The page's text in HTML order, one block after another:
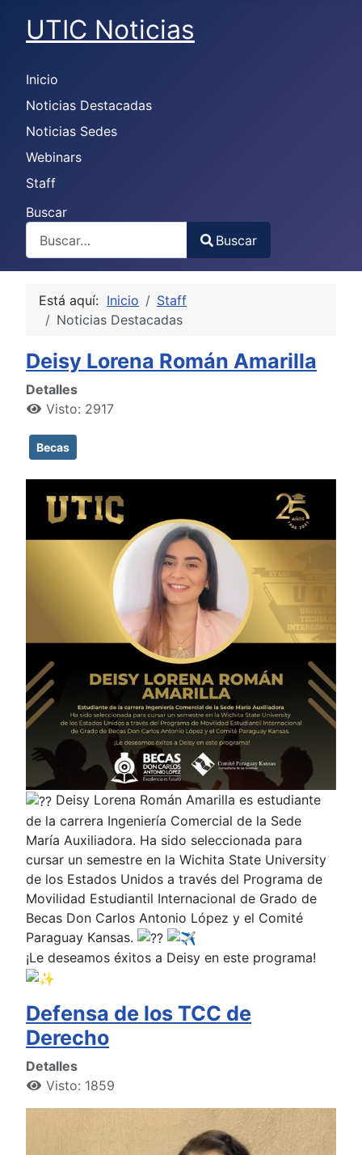
UTIC Noticias
Inicio
Noticias Destacadas
Noticias Sedes
Webinars
Staff
Buscar
Type 2 or more characters for results.
Buscar
Está aquí: Inicio
Staff
Noticias Destacadas
Deisy Lorena Román Amarilla
Detalles
Visto: 2917
Becas
Deisy Lorena Román Amarilla es estudiante
de la carrera Ingeniería Comercial de la Sede
María Auxiliadora. Ha sido seleccionada para
cursar un semestre en la Wichita State University
de los Estados Unidos a través del Programa de
Movilidad Estudiantil Internacional de Grado de
Becas Don Carlos Antonio López y el Comité
Paraguay Kansas.
¡Le deseamos éxitos a Deisy en este programa!
Defensa de los TCC de
Derecho
Detalles
Visto: 1859